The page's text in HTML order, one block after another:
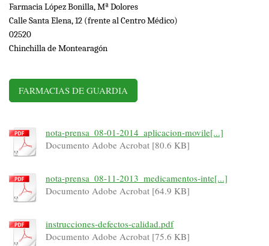
Farmacia López Bonilla, Mª Dolores
Calle Santa Elena, 12 (frente al Centro Médico)
02520
Chinchilla de Montearagón
FARMACIAS DE GUARDIA
nota-prensa_08-01-2014_aplicacion-movile[...]
Documento Adobe Acrobat [80.6 KB]
nota-prensa_08-11-2013_medicamentos-inte[...]
Documento Adobe Acrobat [64.9 KB]
instrucciones-defectos-calidad.pdf
Documento Adobe Acrobat [75.6 KB]